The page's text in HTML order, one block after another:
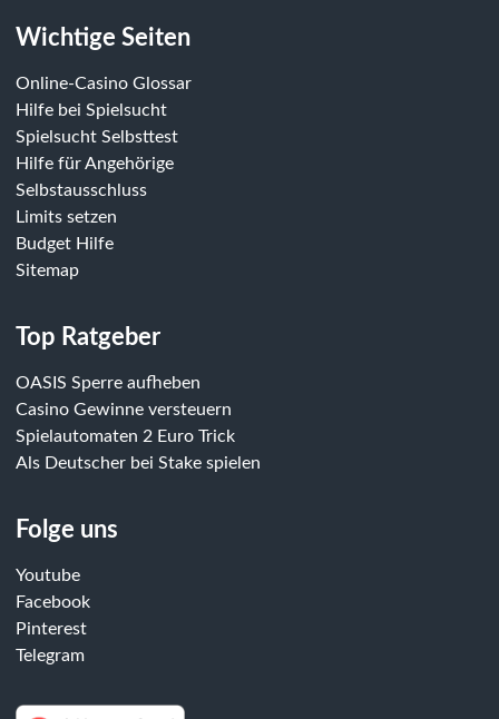
Wichtige Seiten
Online-Casino Glossar
Hilfe bei Spielsucht
Spielsucht Selbsttest
Hilfe für Angehörige
Selbstausschluss
Limits setzen
Budget Hilfe
Sitemap
Top Ratgeber
OASIS Sperre aufheben
Casino Gewinne versteuern
Spielautomaten 2 Euro Trick
Als Deutscher bei Stake spielen
Folge uns
Youtube
Facebook
Pinterest
Telegram